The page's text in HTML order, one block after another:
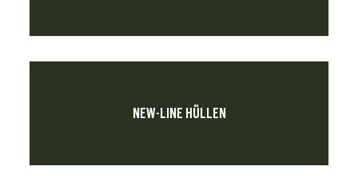
NEW-LINE HÜLLEN